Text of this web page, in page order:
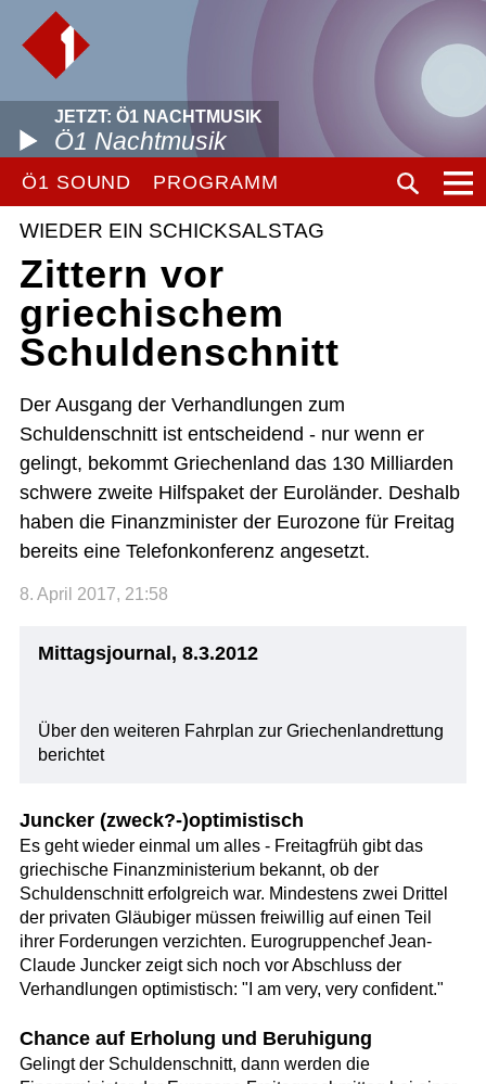
JETZT: Ö1 NACHTMUSIK
Ö1 Nachtmusik
Ö1 SOUND PROGRAMM
WIEDER EIN SCHICKSALSTAG
Zittern vor
griechischem
Schuldenschnitt
Der Ausgang der Verhandlungen zum
Schuldenschnitt ist entscheidend - nur wenn er
gelingt, bekommt Griechenland das 130 Milliarden
schwere zweite Hilfspaket der Euroländer. Deshalb
haben die Finanzminister der Eurozone für Freitag
bereits eine Telefonkonferenz angesetzt.
8. April 2017, 21:58
Mittagsjournal, 8.3.2012
Über den weiteren Fahrplan zur Griechenlandrettung
berichtet
Juncker (zweck?-)optimistisch
Es geht wieder einmal um alles - Freitagfrüh gibt das
griechische Finanzministerium bekannt, ob der
Schuldenschnitt erfolgreich war. Mindestens zwei Drittel
der privaten Gläubiger müssen freiwillig auf einen Teil
ihrer Forderungen verzichten. Eurogruppenchef Jean-
Claude Juncker zeigt sich noch vor Abschluss der
Verhandlungen optimistisch: "I am very, very confident."
Chance auf Erholung und Beruhigung
Gelingt der Schuldenschnitt, dann werden die